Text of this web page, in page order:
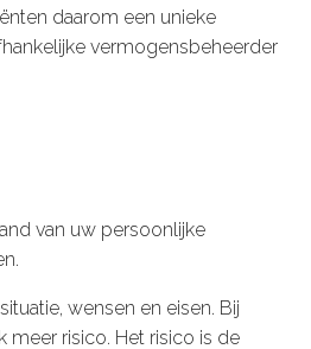
daarom een unieke
vermogensbeheerder
van uw persoonlijke
wensen en eisen. Bij
risico. Het risico is de